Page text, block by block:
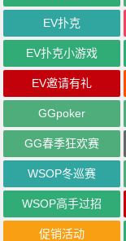
EV扑克
EV扑克小游戏
EV邀请有礼
GGpoker
GG春季狂欢赛
WSOP冬巡赛
WSOP高手过招
促销活动